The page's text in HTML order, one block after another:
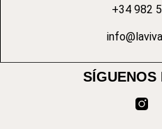
+34 982
SÍGUENOS